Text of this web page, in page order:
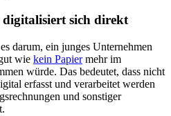
sich direkt
darum, ein junges Unternehmen
wie kein Papiermehr im
würde. Das bedeutet, dass nicht
erfasst und verarbeitet werden
und sonstiger